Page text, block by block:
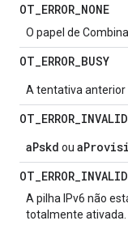
OT_ERROR_NONE
O papel de
OT_ERROR_BUSY
A tentativa anterior
OT_ERROR_INVALID
aPskd ou
OT_ERROR_INVALID
A pilha IPv6 não
totalmente ativada.